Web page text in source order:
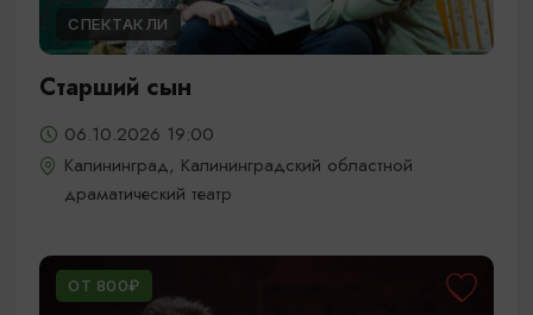
СПЕКТАКЛИ
Старший сын
06.10.2026 19:00
Калининград, Калининградский областной
драматический театр
ОТ 800₽